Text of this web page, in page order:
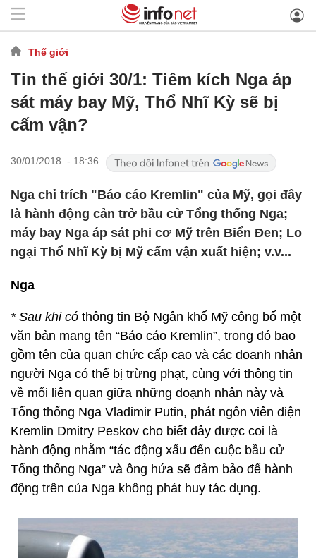
Thế giới
Tin thế giới 30/1: Tiêm kích Nga áp
sát máy bay Mỹ, Thổ Nhĩ Kỳ sẽ bị
cấm vận?
30/01/2018 - 18:36
Nga chỉ trích "Báo cáo Kremlin" của Mỹ, gọi đây
là hành động cản trở bầu cử Tổng thống Nga;
máy bay Nga áp sát phi cơ Mỹ trên Biển Đen; Lo
ngại Thổ Nhĩ Kỳ bị Mỹ cấm vận xuất hiện; v.v...
Nga
* Sau khi có thông tin Bộ Ngân khố Mỹ công bố một
văn bản mang tên “Báo cáo Kremlin”, trong đó bao
gồm tên của quan chức cấp cao và các doanh nhân
người Nga có thể bị trừng phạt, cùng với thông tin
về mối liên quan giữa những doạnh nhân này và
Tổng thống Nga Vladimir Putin, phát ngôn viên điện
Kremlin Dmitry Peskov cho biết đây được coi là
hành động nhằm “tác động xấu đến cuộc bầu cử
Tổng thống Nga” và ông hứa sẽ đảm bảo để hành
động trên của Nga không phát huy tác dụng.